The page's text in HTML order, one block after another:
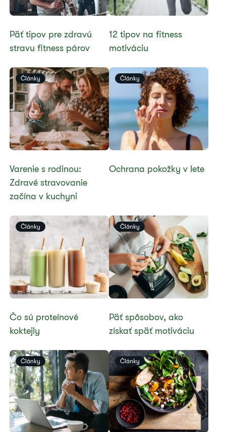
Päť tipov pre zdravú
stravu fitness párov
12 tipov na fitness
motiváciu
Články
​Varenie s rodinou:
Zdravé stravovanie
začína v kuchyni
Články
​Ochrana pokožky v lete
Články
Čo sú proteínové
koktejly
Články
​Päť spôsobov, ako
získať späť motiváciu
Články Články